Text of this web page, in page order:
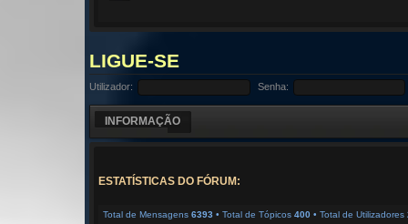
LIGUE-SE
Utilizador: Senha:
INFORMAÇÃO
ESTATÍSTICAS DO FÓRUM:
Total de Mensagens 6393 • Total de Tópicos 400 • Total de Utilizadores